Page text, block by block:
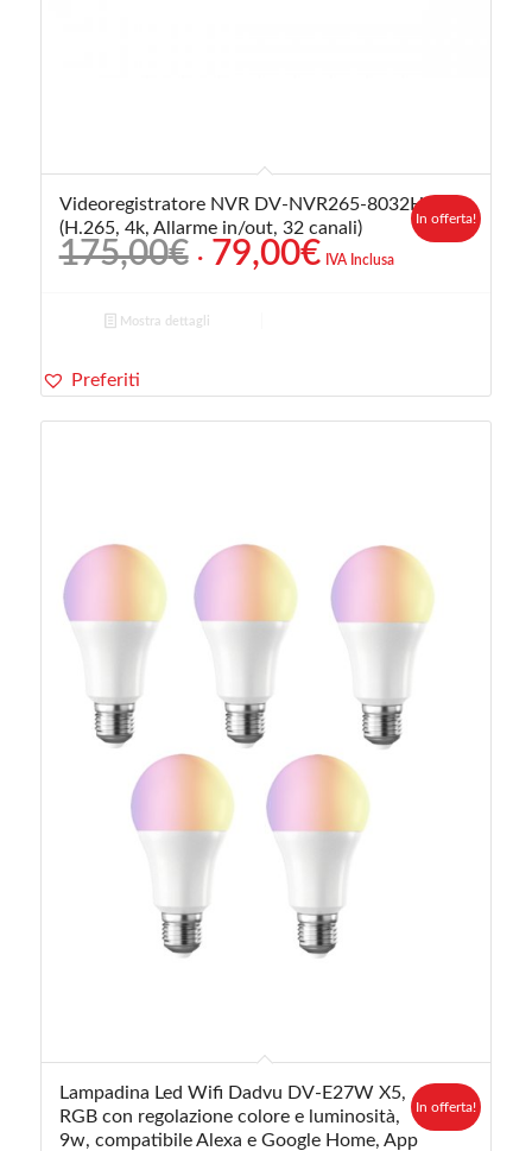
Videoregistratore NVR DV-NVR265-8032H
(H.265, 4k, Allarme in/out, 32 canali)
175,00€ Il
prezzo
originale
era:
79,00€IlIVA Inclusa
In offerta!
Mostra dettagli
Preferiti
Lampadina Led Wifi Dadvu DV-E27W X5,
RGB con regolazione colore e luminosità,
9w, compatibile Alexa e Google Home, App
In offerta!